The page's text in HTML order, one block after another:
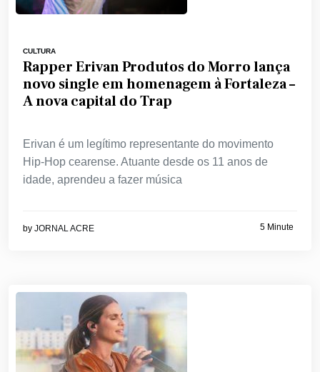
CULTURA
Rapper Erivan Produtos do Morro lança
novo single em homenagem à Fortaleza –
A nova capital do Trap
Erivan é um legítimo representante do movimento
Hip-Hop cearense. Atuante desde os 11 anos de
idade, aprendeu a fazer música
by JORNAL ACRE 5 Minute